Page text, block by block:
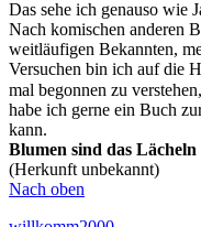
Fruchtweinbereitung
Zitieren
Beitrag vonwillkomm2000
14:41Das lobe ich
mir bei der nächsten
Tasche stecken, da